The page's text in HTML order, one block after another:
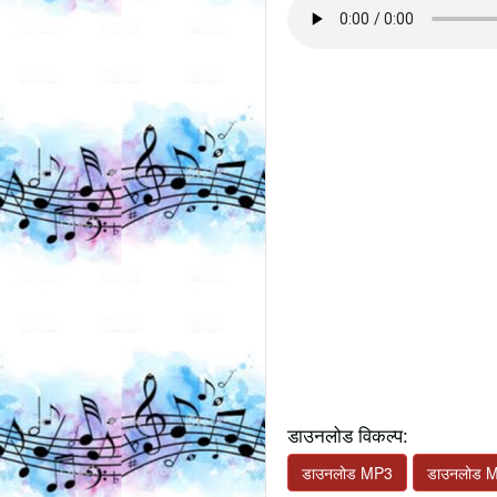
डाउनलोड विकल्प:
डाउनलोड MP3 डाउनलोड